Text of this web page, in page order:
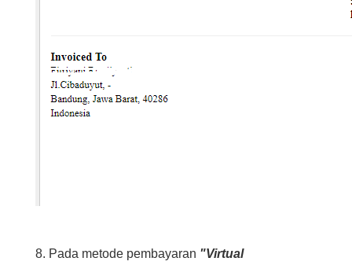
8. Pada metode pembayaran "Virtual